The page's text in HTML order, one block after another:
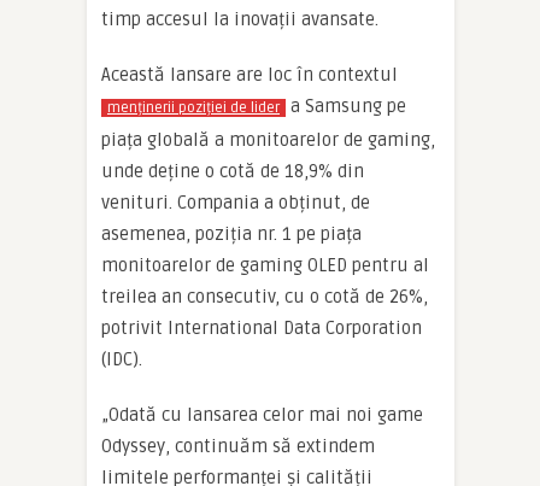
timp accesul la inovații avansate.
Această lansare are loc în contextul
menținerii poziției de lider a Samsung pe
piața globală a monitoarelor de gaming,
unde deține o cotă de 18,9% din
venituri. Compania a obținut, de
asemenea, poziția nr. 1 pe piața
monitoarelor de gaming OLED pentru al
treilea an consecutiv, cu o cotă de 26%,
potrivit International Data Corporation
(IDC).
„Odată cu lansarea celor mai noi game
Odyssey, continuăm să extindem
limitele performanței și calității